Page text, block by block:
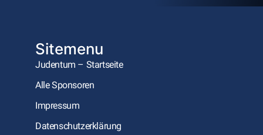
Sitemenu
Judentum – Startseite
Alle Sponsoren
Impressum
Datenschutzerklärung